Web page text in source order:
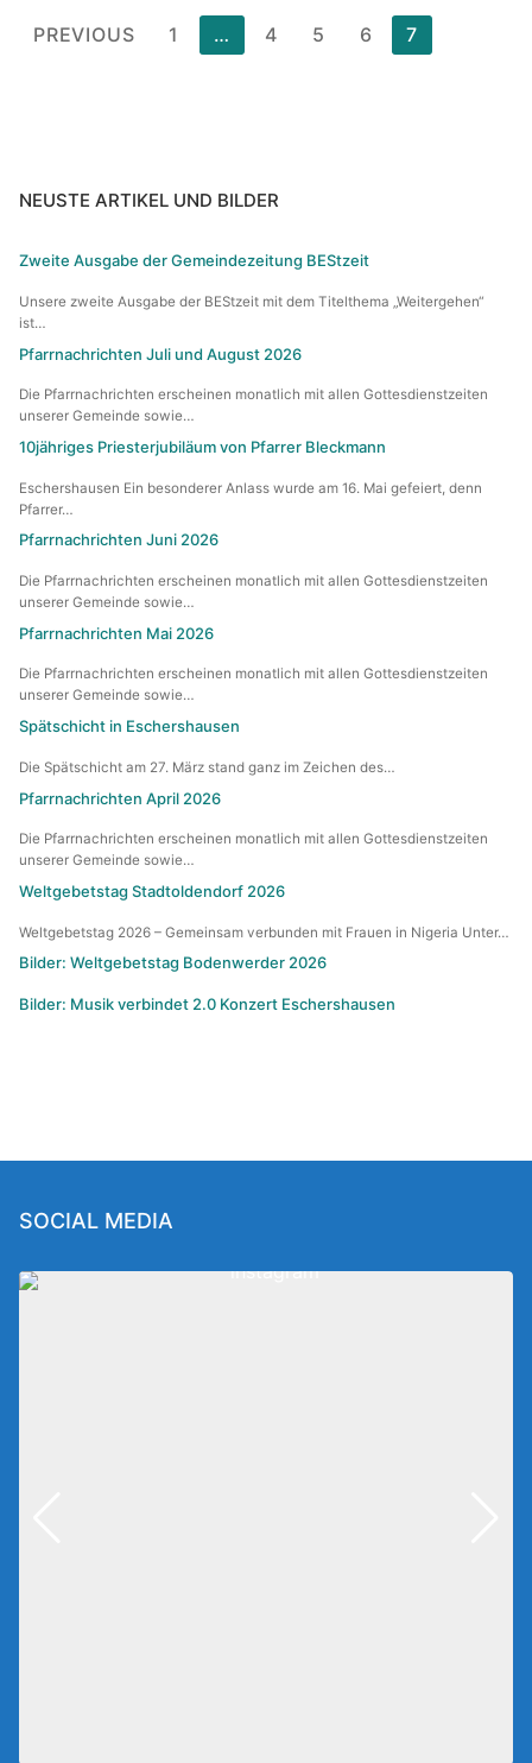
Posts
PREVIOUS 1 … 4 5 6 7
NEUSTE ARTIKEL UND BILDER
Zweite Ausgabe der Gemeindezeitung BEStzeit
Unsere zweite Ausgabe der BEStzeit mit dem Titelthema „Weitergehen“
ist…
Pfarrnachrichten Juli und August 2026
Die Pfarrnachrichten erscheinen monatlich mit allen Gottesdienstzeiten
unserer Gemeinde sowie…
10jähriges Priesterjubiläum von Pfarrer Bleckmann
Eschershausen Ein besonderer Anlass wurde am 16. Mai gefeiert, denn
Pfarrer…
Pfarrnachrichten Juni 2026
Die Pfarrnachrichten erscheinen monatlich mit allen Gottesdienstzeiten
unserer Gemeinde sowie…
Pfarrnachrichten Mai 2026
Die Pfarrnachrichten erscheinen monatlich mit allen Gottesdienstzeiten
unserer Gemeinde sowie…
Spätschicht in Eschershausen
Die Spätschicht am 27. März stand ganz im Zeichen des…
Pfarrnachrichten April 2026
Die Pfarrnachrichten erscheinen monatlich mit allen Gottesdienstzeiten
unserer Gemeinde sowie…
Weltgebetstag Stadtoldendorf 2026
Weltgebetstag 2026 – Gemeinsam verbunden mit Frauen in Nigeria Unter…
Bilder: Weltgebetstag Bodenwerder 2026
Bilder: Musik verbindet 2.0 Konzert Eschershausen
SOCIAL MEDIA